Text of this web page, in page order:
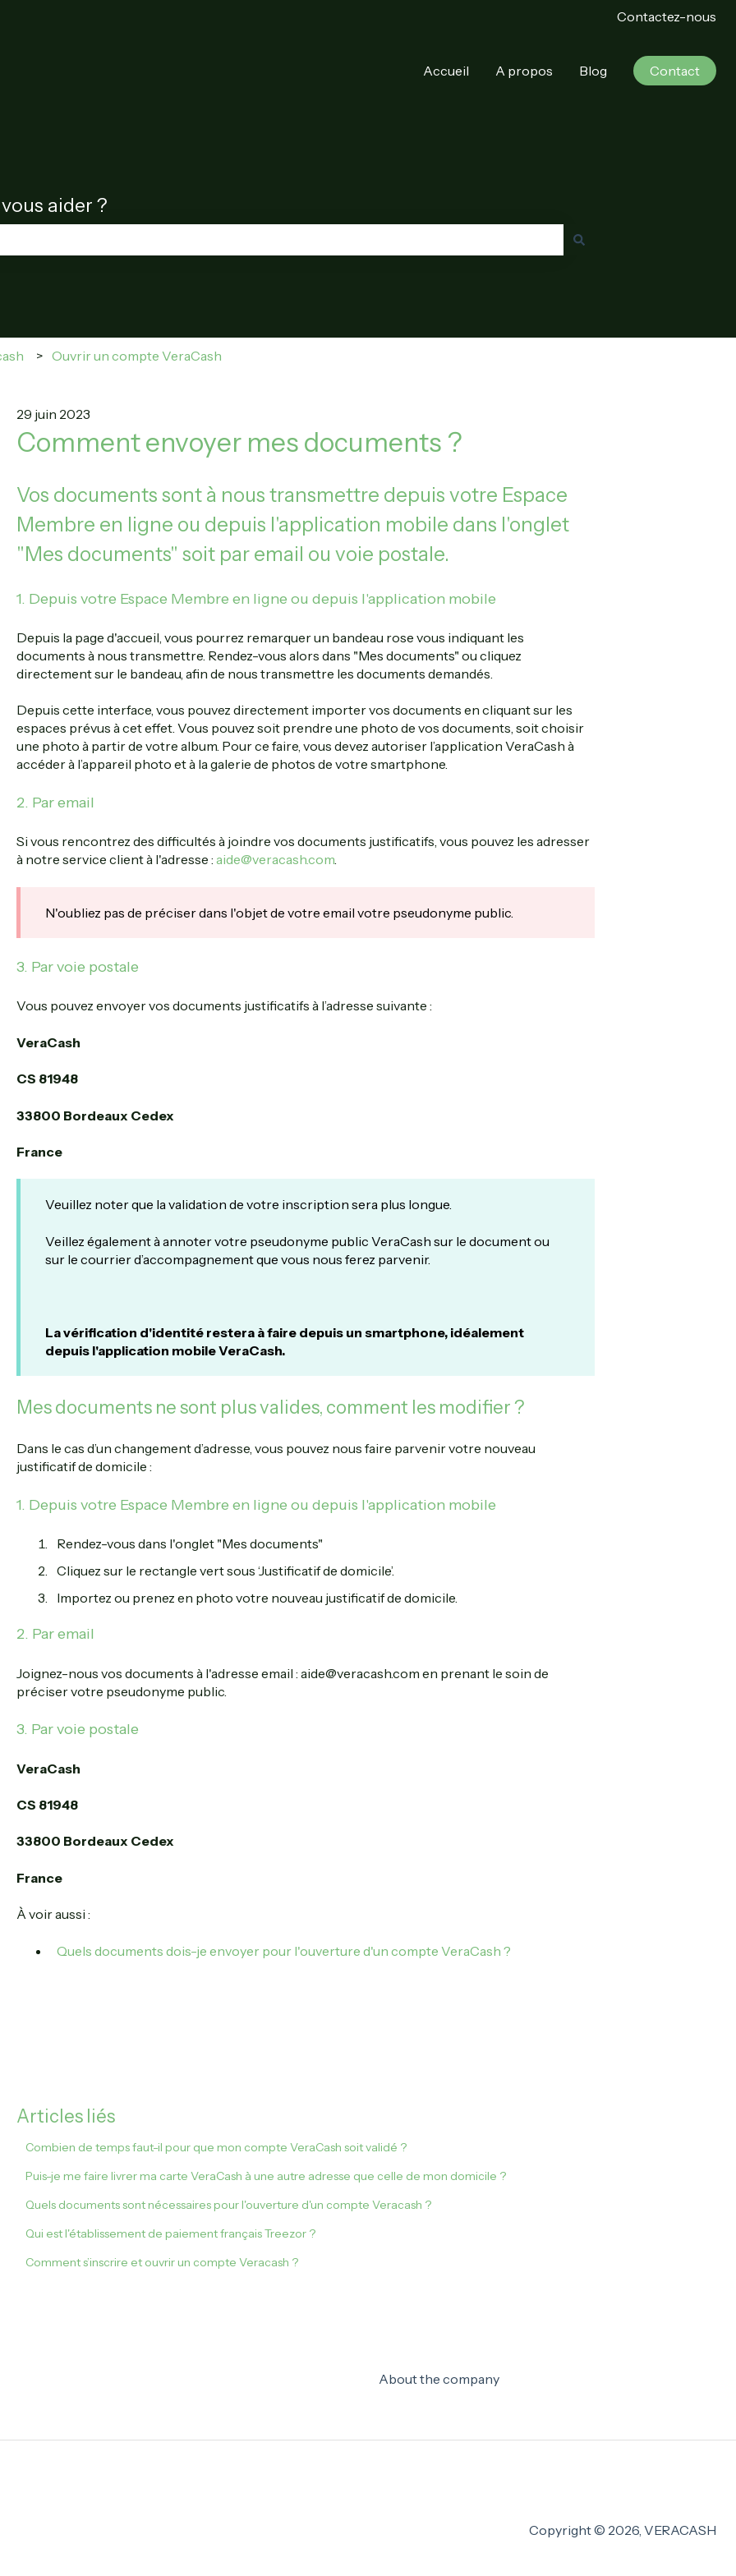
Contactez-nous
Accueil A propos Blog Contact
aider ?
Ouvrir un compte VeraCash
29 juin 2023
Comment envoyer mes documents ?
Vos documents sont à nous transmettre depuis votre Espace
Membre en ligne ou depuis l'application mobile dans l'onglet
"Mes documents" soit par email ou voie postale.
1. Depuis votre Espace Membre en ligne ou depuis l'application mobile
Depuis la page d'accueil, vous pourrez remarquer un bandeau rose vous indiquant les
documents à nous transmettre. Rendez-vous alors dans "Mes documents" ou cliquez
directement sur le bandeau, afin de nous transmettre les documents demandés.
Depuis cette interface, vous pouvez directement importer vos documents en cliquant sur les
espaces prévus à cet effet. Vous pouvez soit prendre une photo de vos documents, soit choisir
une photo à partir de votre album. Pour ce faire, vous devez autoriser l’application VeraCash à
accéder à l’appareil photo et à la galerie de photos de votre smartphone.
2. Par email
Si vous rencontrez des difficultés à joindre vos documents justificatifs, vous pouvez les adresser
à notre service client à l'adresse : aide@veracash.com.
N'oubliez pas de préciser dans l'objet de votre email votre pseudonyme public.
3. Par voie postale
Vous pouvez envoyer vos documents justificatifs à l’adresse suivante :
VeraCash
CS 81948
33800 Bordeaux Cedex
France
Veuillez noter que la validation de votre inscription sera plus longue.
Veillez également à annoter votre pseudonyme public VeraCash sur le document ou
sur le courrier d’accompagnement que vous nous ferez parvenir.
La vérification d'identité restera à faire depuis un smartphone, idéalement
depuis l'application mobile VeraCash.
Mes documents ne sont plus valides, comment les modifier ?
Dans le cas d’un changement d’adresse, vous pouvez nous faire parvenir votre nouveau
justificatif de domicile :
1. Depuis votre Espace Membre en ligne ou depuis l'application mobile
Rendez-vous dans l'onglet "Mes documents"
Cliquez sur le rectangle vert sous ‘Justificatif de domicile’.
Importez ou prenez en photo votre nouveau justificatif de domicile.
2. Par email
Joignez-nous vos documents à l'adresse email : aide@veracash.com en prenant le soin de
préciser votre pseudonyme public.
3. Par voie postale
VeraCash
CS 81948
33800 Bordeaux Cedex
France
À voir aussi :
Quels documents dois-je envoyer pour l'ouverture d'un compte VeraCash ?
Articles liés
Combien de temps faut-il pour que mon compte VeraCash soit validé ?
Puis-je me faire livrer ma carte VeraCash à une autre adresse que celle de mon domicile ?
Quels documents sont nécessaires pour l'ouverture d'un compte Veracash ?
Qui est l'établissement de paiement français Treezor ?
Comment s’inscrire et ouvrir un compte Veracash ?
About the company
Copyright © 2026, VERACASH